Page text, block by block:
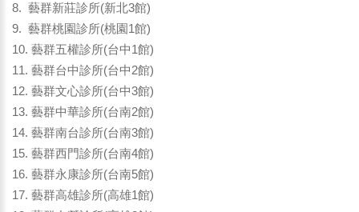
8. 藝群新莊診所(新北3館)
9. 藝群桃園診所(桃園1館)
10. 藝群五權診所(台中1館)
11. 藝群台中診所(台中2館)
12. 藝群文心診所(台中3館)
13. 藝群中華診所(台南2館)
14. 藝群南台診所(台南3館)
15. 藝群西門診所(台南4館)
16. 藝群永康診所(台南5館)
17. 藝群高雄診所(高雄1館)